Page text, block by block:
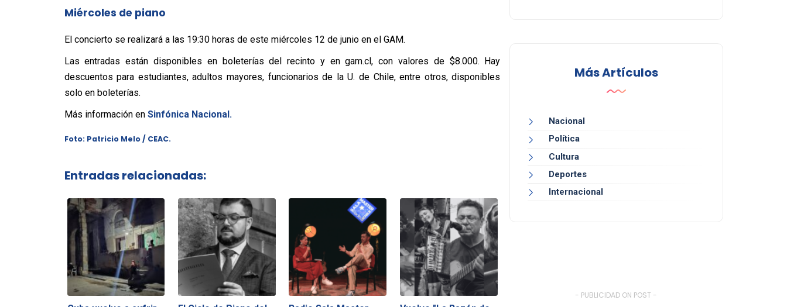
Miércoles de piano
El concierto se realizará a las 19:30 horas de este miércoles 12 de junio en el GAM.
Las entradas están disponibles en boleterías del recinto y en gam.cl, con valores de $8.000. Hay
descuentos para estudiantes, adultos mayores, funcionarios de la U. de Chile, entre otros, disponibles
solo en boleterías.
Más información en Sinfónica Nacional.
Foto: Patricio Melo / CEAC.
Entradas relacionadas:
Más Artículos
Nacional
Política
Cultura
Deportes
Internacional
- PUBLICIDAD ON POST -